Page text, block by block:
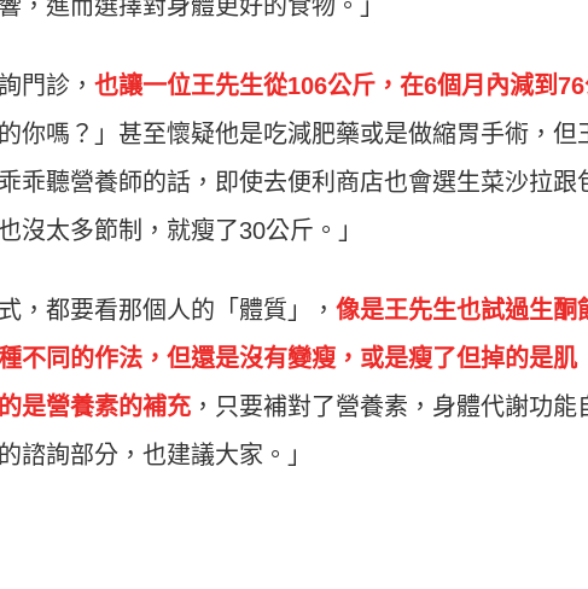
，進而選擇對身體更好的食物。」
門診， 也讓一位王先生從106公斤，在6個月內減到
你嗎？」甚至懷疑他是吃減肥藥或是做縮胃手術，但
乖聽營養師的話，即使去便利商店也會選生菜沙拉跟
沒太多節制，就瘦了30公斤。」
，都要看那個人的「體質」， 像是王先生也試過生酮
不同的作法，但還是沒有變瘦，或是瘦了但掉的是肌
是營養素的補充 ，只要補對了營養素，身體代謝功能
諮詢部分，也建議大家。」